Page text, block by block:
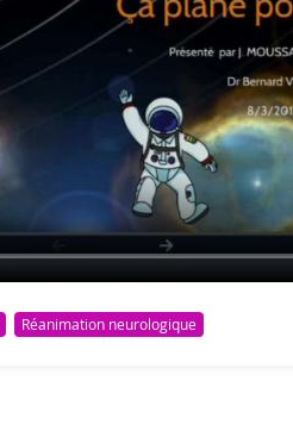
Réanimation neurologique